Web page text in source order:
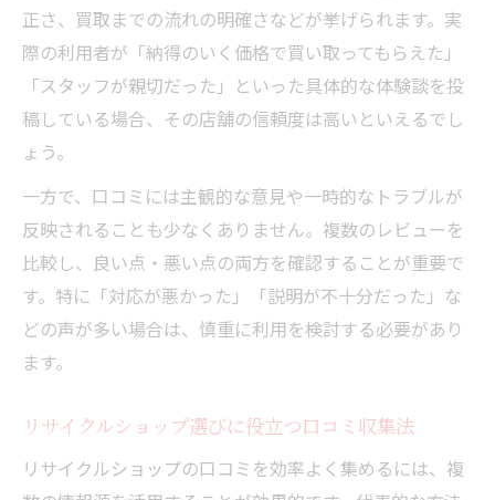
正さ、買取までの流れの明確さなどが挙げられます。実
際の利用者が「納得のいく価格で買い取ってもらえた」
「スタッフが親切だった」といった具体的な体験談を投
稿している場合、その店舗の信頼度は高いといえるでし
ょう。
一方で、口コミには主観的な意見や一時的なトラブルが
反映されることも少なくありません。複数のレビューを
比較し、良い点・悪い点の両方を確認することが重要で
す。特に「対応が悪かった」「説明が不十分だった」な
どの声が多い場合は、慎重に利用を検討する必要があり
ます。
リサイクルショップ選びに役立つ口コミ収集法
リサイクルショップの口コミを効率よく集めるには、複